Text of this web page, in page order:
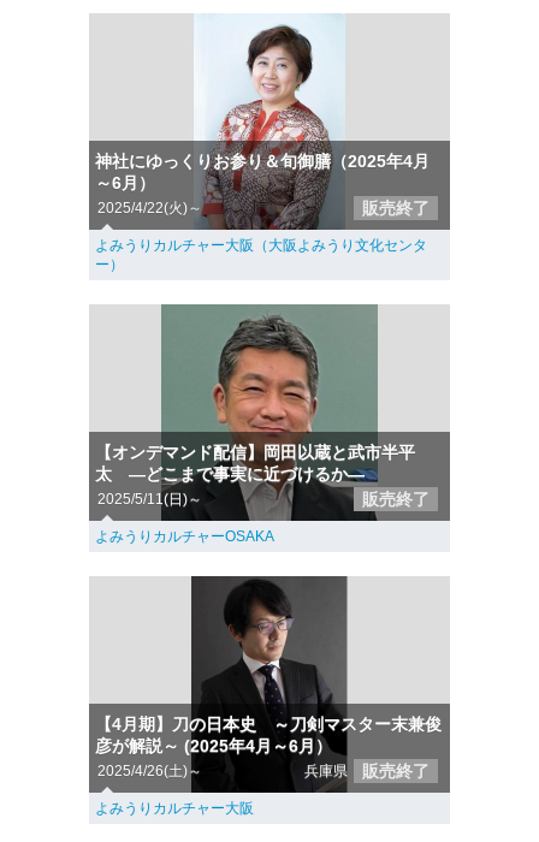
神社にゆっくりお参り＆旬御膳（2025年4月
～6月）
2025/4/22(火)～ 販売終了
よみうりカルチャー大阪（大阪よみうり文化センタ
ー）
【オンデマンド配信】岡田以蔵と武市半平
太 ―どこまで事実に近づけるか―
2025/5/11(日)～ 販売終了
よみうりカルチャーOSAKA
【4月期】刀の日本史 ～刀剣マスター末兼俊
彦が解説～ (2025年4月～6月）
2025/4/26(土)～ 兵庫県 販売終了
よみうりカルチャー大阪